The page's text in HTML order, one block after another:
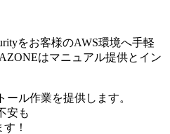
をお客様のAWS環境へ手軽
はマニュアル提供とイン
安も
！